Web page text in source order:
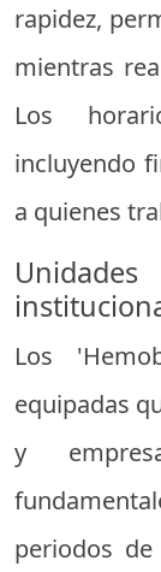
rapidez,
mientras
Los
incluyendo
a quienes
Los
equipadas
y
periodos